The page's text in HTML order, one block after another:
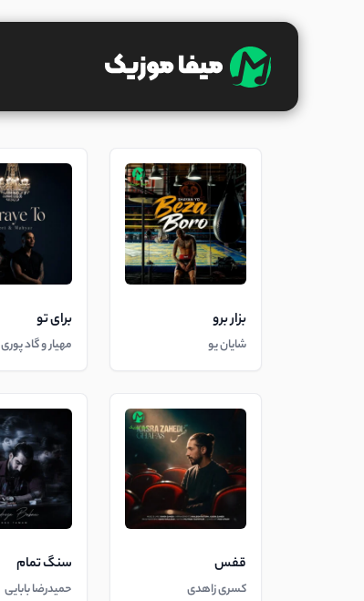
بزار برو
شایان یو
برای تو
مهیار و گاد پوری
قفس
کسری زاهدی
سنگ تمام
حمیدرضا بابایی